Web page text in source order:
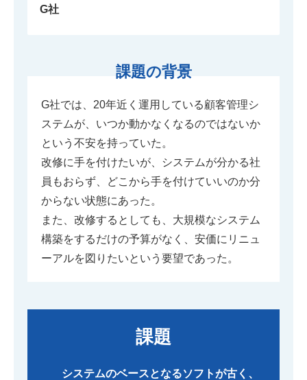
G社
課題の背景
G社では、20年近く運用している顧客管理シ
ステムが、いつか動かなくなるのではないか
という不安を持っていた。
改修に手を付けたいが、システムが分かる社
員もおらず、どこから手を付けていいのか分
からない状態にあった。
また、改修するとしても、大規模なシステム
構築をするだけの予算がなく、安価にリニュ
ーアルを図りたいという要望であった。
課題
システムのベースとなるソフトが古く、